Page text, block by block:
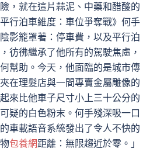
，就在這片蒜泥、中藥和醋酸的
行泊車維度：車位爭奪戰》何手
影籠罩著：停車費，以及平行泊
彷彿繼承了他所有的駕駛焦慮，
幫助。今天，他面臨的是城市傳
在理髮店與一間專賣金屬雕像的
來比他車子尺寸小上三十公分的
疑的白色粉末。何手殘深吸一口
車載語音系統發出了令人不快的
包養網距離：無限趨近於零。」